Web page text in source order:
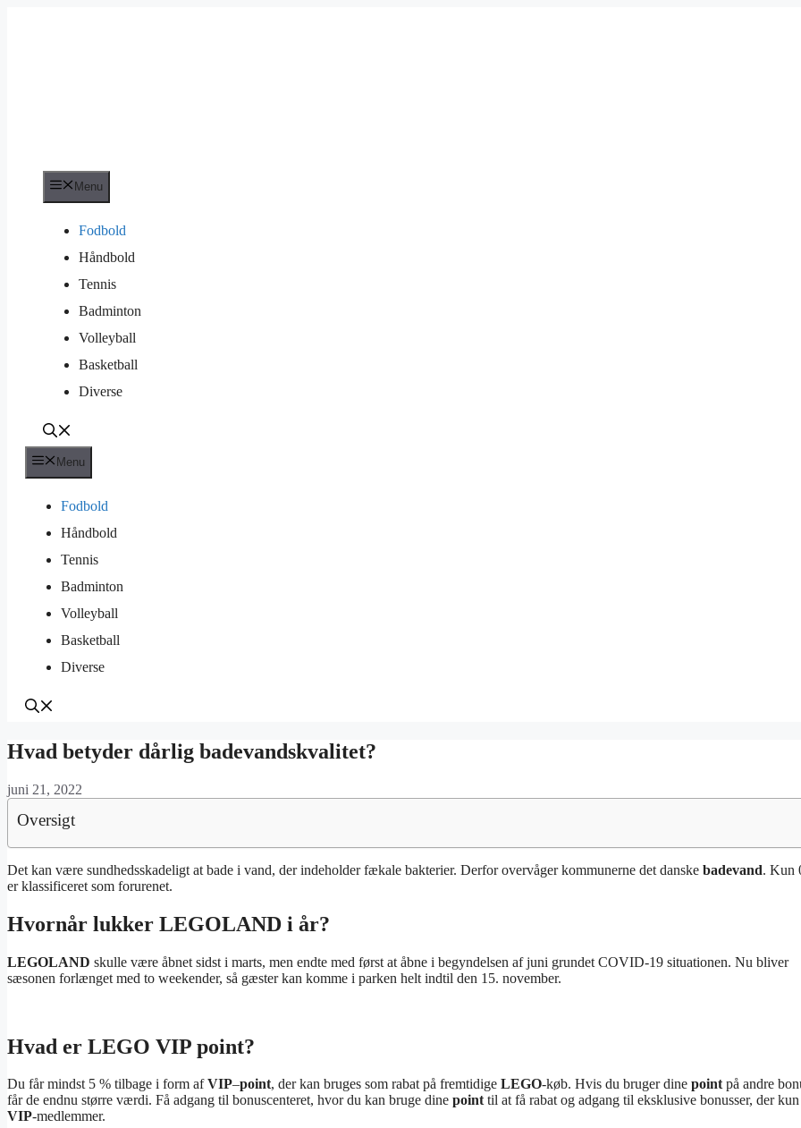
Menu
Fodbold
Håndbold
Tennis
Badminton
Volleyball
Basketball
Diverse
Menu
Fodbold
Håndbold
Tennis
Badminton
Volleyball
Basketball
Diverse
Hvad betyder dårlig badevandskvalitet?
juni 21, 2022
Oversigt
Det kan være sundhedsskadeligt at bade i vand, der indeholder fækale bakterier. Derfor overvåger kommunerne det danske badevand. Kun
er klassificeret som forurenet.
Hvornår lukker LEGOLAND i år?
LEGOLAND skulle være åbnet sidst i marts, men endte med først at åbne i begyndelsen af juni grundet COVID-19 situationen. Nu bliver
sæsonen forlænget med to weekender, så gæster kan komme i parken helt indtil den 15. november.
Hvad er LEGO VIP point?
Du får mindst 5 % tilbage i form afVIP–point, der kan bruges som rabat på fremtidige LEGO-køb. Hvis du bruger dine pointpå andre
får de endnu større værdi. Få adgang til bonuscenteret, hvor du kan bruge dine pointtil at få rabat og adgang til eksklusive bonusser, der
VIP-medlemmer.